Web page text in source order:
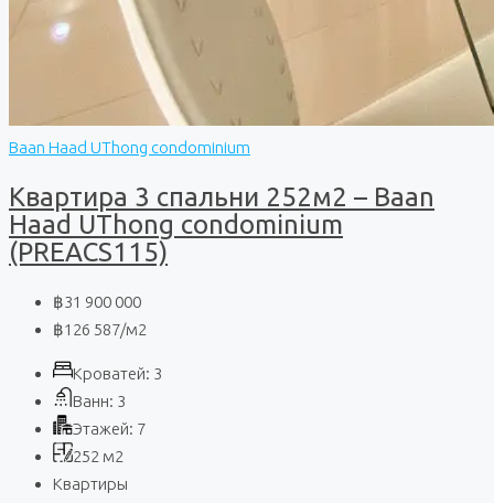
Baan Haad UThong condominium
Квартира 3 спальни 252м2 – Baan
Haad UThong condominium
(PREACS115)
฿31 900 000
฿126 587/м2
Кроватей: 3
Ванн: 3
Этажей: 7
252 м2
Квартиры